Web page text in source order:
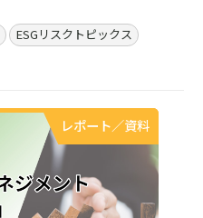
ESGリスクトピックス
レポート／資料